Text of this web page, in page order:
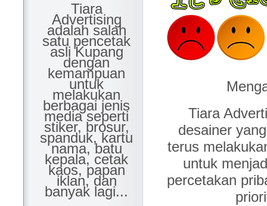
Tiara
Advertising
adalah salah
satu pencetak
asli Kupang
dengan
kemampuan
untuk
melakukan
berbagai jenis
media seperti
stiker, brosur,
spanduk, kartu
nama, batu
kepala, cetak
kaos, papan
iklan, dan
banyak lagi...
Tiara
desainer
terus
untuk
percetakan